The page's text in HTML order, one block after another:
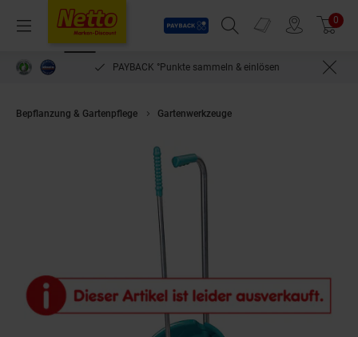
Menü
Payback
Suchfeld einblenden
Prospekte 0
PAYBACK °Punkte sammeln & einlösen
Bepflanzung & Gartenpflege Gartenwerkzeuge